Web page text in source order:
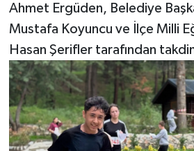
Ahmet Ergüden, Belediye
Mustafa Koyuncu ve İlçe Milli
Hasan Şerifler tarafından